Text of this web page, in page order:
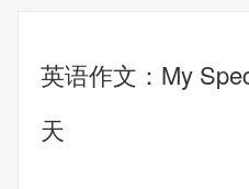
英语作文：My
天